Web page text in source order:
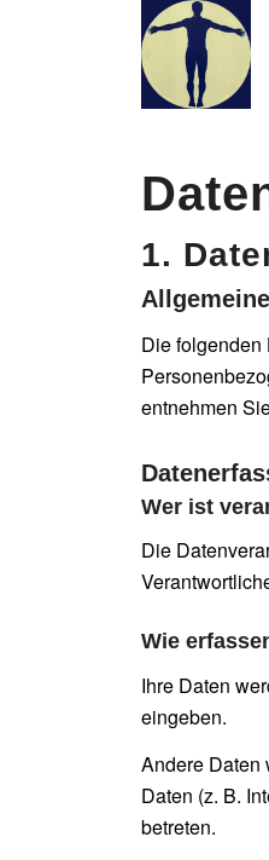
1.
Die folgenden
entnehmen
Wer ist
Die
Wie
Ihre Daten
eingeben.
Andere Daten
Daten (z. B.
betreten.